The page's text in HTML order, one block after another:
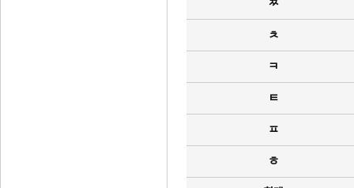
ㅉ
ㅊ
ㅋ
ㅌ
ㅍ
ㅎ